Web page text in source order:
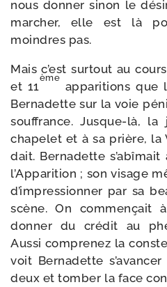
nous don­ner sinon le
mar­cher, elle est là
moindres pas.
Mais c’est sur­tout au
et 11
ème
appa­ri­tions que
Bernadette sur la voie
souf­france. Jusque-​là,
cha­pe­let et à sa prière,
dait. Bernadette
l’Apparition ; son visage
d’impressionner par sa
scène. On com­men­çait
don­ner du cré­dit au
Aussi com­pre­nez la
voit Bernadette
deux et tom­ber la face